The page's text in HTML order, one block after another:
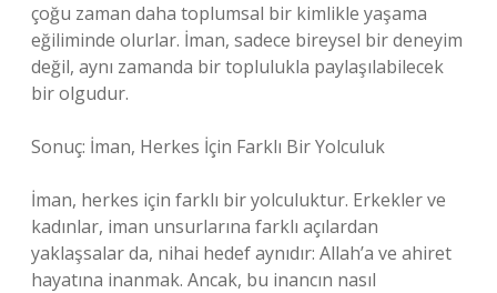
çoğu zaman daha toplumsal bir kimlikle yaşama
eğiliminde olurlar. İman, sadece bireysel bir deneyim
değil, aynı zamanda bir toplulukla paylaşılabilecek
bir olgudur.
Sonuç: İman, Herkes İçin Farklı Bir Yolculuk
İman, herkes için farklı bir yolculuktur. Erkekler ve
kadınlar, iman unsurlarına farklı açılardan
yaklaşsalar da, nihai hedef aynıdır: Allah’a ve ahiret
hayatına inanmak. Ancak, bu inancın nasıl